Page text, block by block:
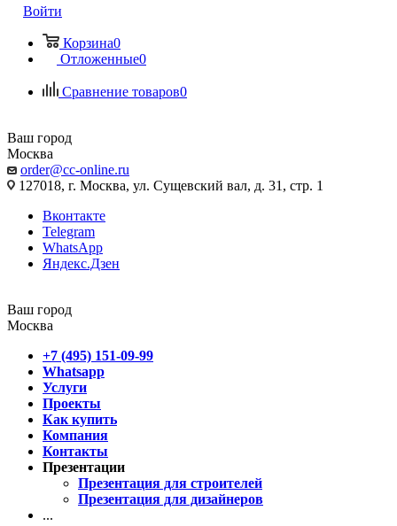
Войти
Корзина0
Отложенные0
Сравнение товаров0
Ваш город
Москва
order@cc-online.ru
127018, г. Москва, ул. Сущевский вал, д. 31, стр. 1
Вконтакте
Telegram
WhatsApp
Яндекс.Дзен
Ваш город
Москва
+7 (495) 151-09-99
Whatsapp
Услуги
Проекты
Как купить
Компания
Контакты
Презентации
Презентация для строителей
Презентация для дизайнеров
...